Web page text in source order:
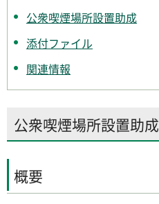
公衆喫煙場所設置助成
添付ファイル
関連情報
公衆喫煙場所設置助成
概要